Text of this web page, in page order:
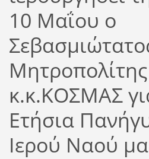
10 Μαΐου ο
κ.κ.ΚΟΣΜΑΣ
Ετήσια
Ιερού Ναού